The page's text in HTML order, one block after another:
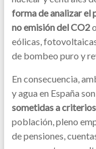
forma de analizar el
no emisión del CO2
eólicas,
de bombeo puro y
En consecuencia,
y agua en España
sometidas a
población, pleno
de pensiones,